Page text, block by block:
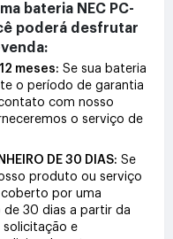
bateria NEC PC-
poderá desfrutar
meses: Se sua bateria
o período de garantia
com nosso
o serviço de
DE 30 DIAS: Se
produto ou serviço
por uma
30 dias a partir da
solicitação e